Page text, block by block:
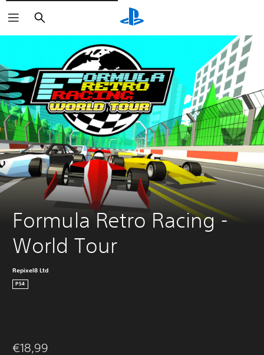
Suchen
Formula Retro Racing -
World Tour
Repixel8 Ltd
PS4
€18,99